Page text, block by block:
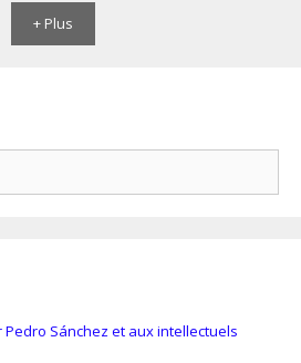
+ Plus
Sánchez et aux intellectuels